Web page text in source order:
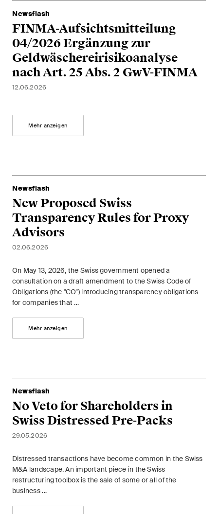
Newsflash
FINMA-Aufsichtsmitteilung
04/2026 Ergänzung zur
Geldwäschereirisikoanalyse
nach Art. 25 Abs. 2 GwV-FINMA
12.06.2026
Mehr anzeigen
Newsflash
New Proposed Swiss
Transparency Rules for Proxy
Advisors
02.06.2026
On May 13, 2026, the Swiss government opened a
consultation on a draft amendment to the Swiss Code of
Obligations (the "CO") introducing transparency obligations
for companies that …
Mehr anzeigen
Newsflash
No Veto for Shareholders in
Swiss Distressed Pre-Packs
29.05.2026
Distressed transactions have become common in the Swiss
M&A landscape. An important piece in the Swiss
restructuring toolbox is the sale of some or all of the
business …
Schweizer und internationale
Trends und rechtliche
Entwicklungen in der
Baubranche.
ESG Disputes Reporter
Regelmässige Einblicke und
schnell verändernden
Umgebung von Umwelt-,
The Board's View
Prägnante Analyse der
wichtigsten Trends in der sich
schnell verändernden Welt der
Unternehmen Governance für
Schweizer Unternehmen.
The M&A Perspective
Ich habe die Datenschutzerklärunggelesen
uns akzeptiert*
Diese Website ist durch reCAPTCHA geschützt und es gelten die Google-
Datenschutzerklärung und Nutzungsbedingungen.